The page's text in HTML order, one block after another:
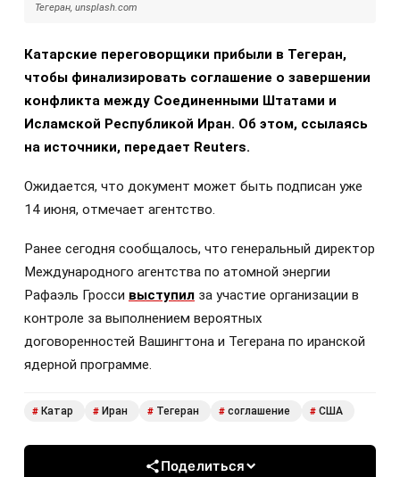
Тегеран, unsplash.com
Катарские переговорщики прибыли в Тегеран,
чтобы финализировать соглашение о завершении
конфликта между Соединенными Штатами и
Исламской Республикой Иран. Об этом, ссылаясь
на источники, передает Reuters.
Ожидается, что документ может быть подписан уже
14 июня, отмечает агентство.
Ранее сегодня сообщалось, что генеральный директор
Международного агентства по атомной энергии
Рафаэль Гросси выступил за участие организации в
контроле за выполнением вероятных
договоренностей Вашингтона и Тегерана по иранской
ядерной программе.
# Катар # Иран # Тегеран # соглашение # США
Поделиться